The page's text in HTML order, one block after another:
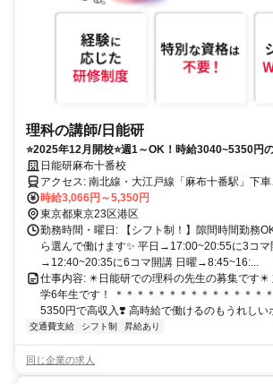
理科の講師/日能研
⭐️2025年12月開校⭐️週1～OK！時給3040~5350円
で稼げる！副業・WワークOK!
日能研麻布十番校
アクセス: 南北線・大江戸線「麻布十番駅」
時給3,066円～5,350円
東京都東京23区港区
勤務時間・曜日: 【シフト制！】隙間時間勤務
ら選んで働けます✨ 平日→17:00~20:55に3コマ
→12:40~20:35に6コマ開講 日曜→8:45~16:...
仕事内容: ✴️日能研での理科の先生の募集です✴️
学6年生です！ ＊＊＊＊＊＊＊＊＊＊＊＊＊＊
5350円で高収入❣️ 高時給で働けるのもうれしい
交通費支給 シフト制 昇給あり
同じ企業の求人